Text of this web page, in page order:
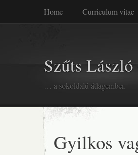
Home Curriculum vitae
… a sokoldalú átlagember.
Szűts
Gyilkos